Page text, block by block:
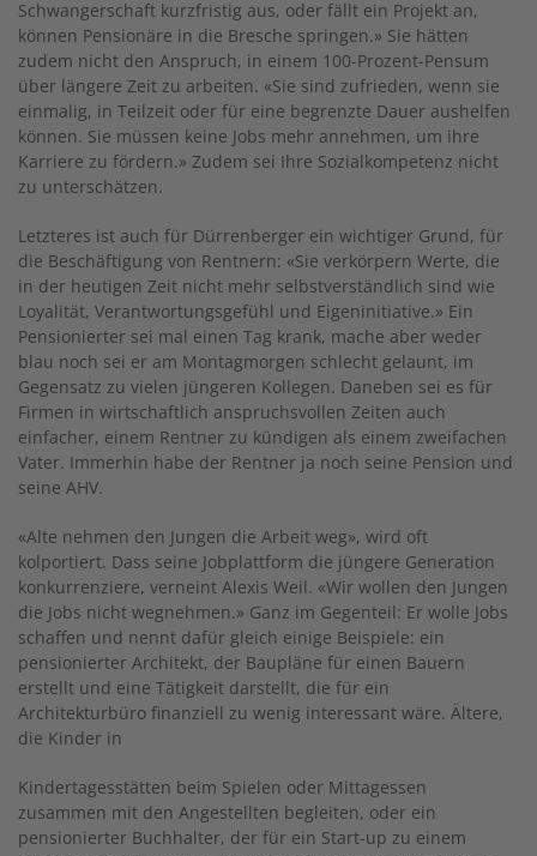
Schwangerschaft kurzfristig aus, oder fällt ein Projekt an,
können Pensionäre in die Bresche springen.» Sie hätten
zudem nicht den Anspruch, in einem 100-Prozent-Pensum
über längere Zeit zu arbeiten. «Sie sind zufrieden, wenn sie
einmalig, in Teilzeit oder für eine begrenzte Dauer aushelfen
können. Sie müssen keine Jobs mehr annehmen, um ihre
Karriere zu fördern.» Zudem sei Ihre Sozialkompetenz nicht
zu unterschätzen.
Letzteres ist auch für Dürrenberger ein wichtiger Grund, für
die Beschäftigung von Rentnern: «Sie verkörpern Werte, die
in der heutigen Zeit nicht mehr selbstverständlich sind wie
Loyalität, Verantwortungsgefühl und Eigeninitiative.» Ein
Pensionierter sei mal einen Tag krank, mache aber weder
blau noch sei er am Montagmorgen schlecht gelaunt, im
Gegensatz zu vielen jüngeren Kollegen. Daneben sei es für
Firmen in wirtschaftlich anspruchsvollen Zeiten auch
einfacher, einem Rentner zu kündigen als einem zweifachen
Vater. Immerhin habe der Rentner ja noch seine Pension und
seine AHV.
«Alte nehmen den Jungen die Arbeit weg», wird oft
kolportiert. Dass seine Jobplattform die jüngere Generation
konkurrenziere, verneint Alexis Weil. «Wir wollen den Jungen
die Jobs nicht wegnehmen.» Ganz im Gegenteil: Er wolle Jobs
schaffen und nennt dafür gleich einige Beispiele: ein
pensionierter Architekt, der Baupläne für einen Bauern
erstellt und eine Tätigkeit darstellt, die für ein
Architekturbüro finanziell zu wenig interessant wäre. Ältere,
die Kinder in
Kindertagesstätten beim Spielen oder Mittagessen
zusammen mit den Angestellten begleiten, oder ein
pensionierter Buchhalter, der für ein Start-up zu einem